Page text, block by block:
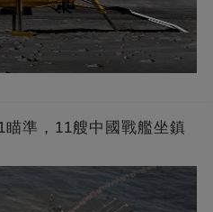
準，11艘中國戰艦坐鎮